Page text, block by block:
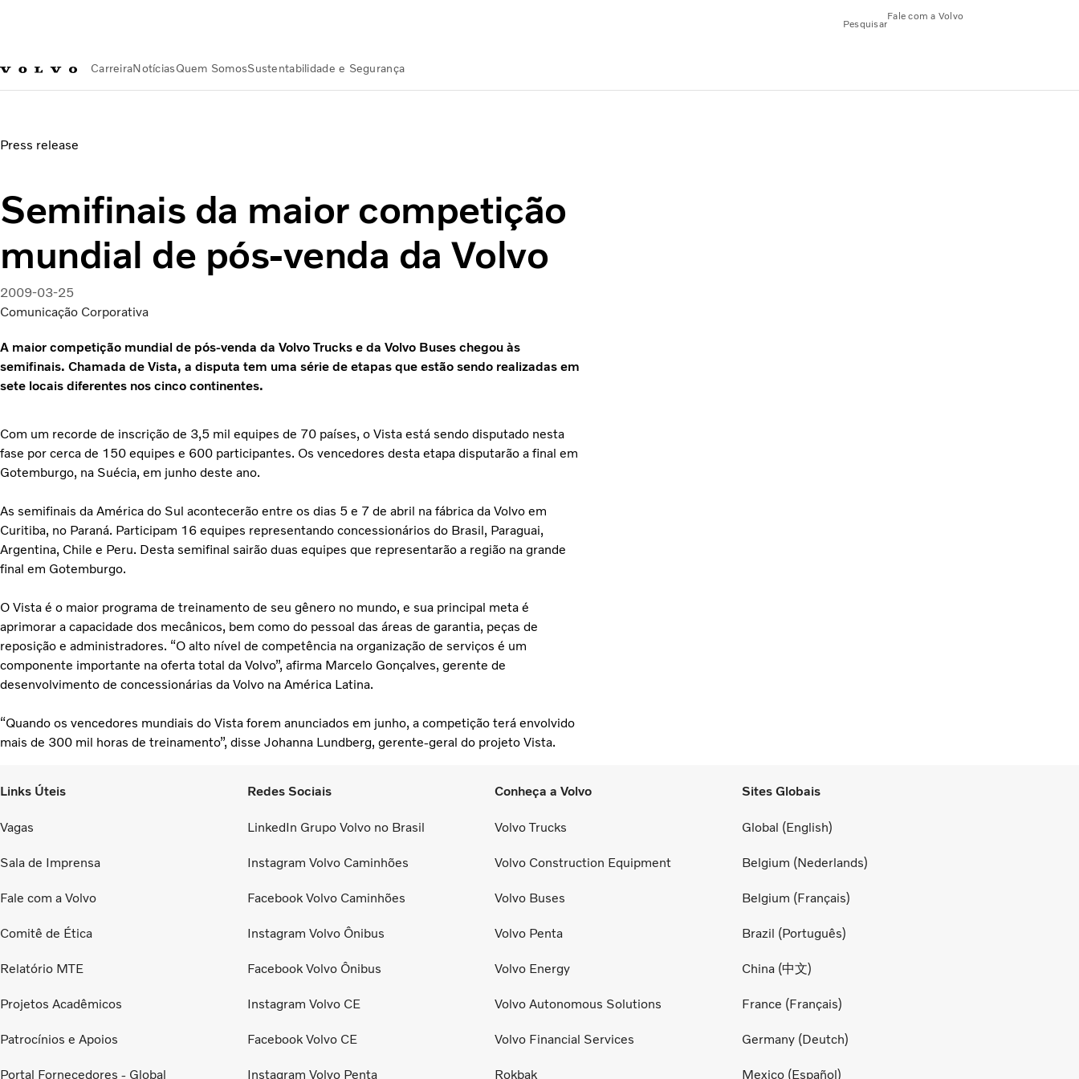
Pesquisar
Fale com a Volvo
CarreiraNotíciasQuem SomosSustentabilidade e Segurança
Press release
Semifinais da maior competição
mundial de pós-venda da Volvo
2009-03-25
Comunicação Corporativa
A maior competição mundial de pós-venda da Volvo Trucks e da Volvo Buses chegou às
semifinais. Chamada de Vista, a disputa tem uma série de etapas que estão sendo realizadas em
sete locais diferentes nos cinco continentes.
Com um recorde de inscrição de 3,5 mil equipes de 70 países, o Vista está sendo disputado nesta
fase por cerca de 150 equipes e 600 participantes. Os vencedores desta etapa disputarão a final em
Gotemburgo, na Suécia, em junho deste ano.
As semifinais da América do Sul acontecerão entre os dias 5 e 7 de abril na fábrica da Volvo em
Curitiba, no Paraná. Participam 16 equipes representando concessionários do Brasil, Paraguai,
Argentina, Chile e Peru. Desta semifinal sairão duas equipes que representarão a região na grande
final em Gotemburgo.
O Vista é o maior programa de treinamento de seu gênero no mundo, e sua principal meta é
aprimorar a capacidade dos mecânicos, bem como do pessoal das áreas de garantia, peças de
reposição e administradores. “O alto nível de competência na organização de serviços é um
componente importante na oferta total da Volvo”, afirma Marcelo Gonçalves, gerente de
desenvolvimento de concessionárias da Volvo na América Latina.
“Quando os vencedores mundiais do Vista forem anunciados em junho, a competição terá envolvido
mais de 300 mil horas de treinamento”, disse Johanna Lundberg, gerente-geral do projeto Vista.
Links Úteis
Vagas
Sala de Imprensa
Fale com a Volvo
Comitê de Ética
Relatório MTE
Projetos Acadêmicos
Patrocínios e Apoios
Portal Fornecedores - Global
Redes Sociais
LinkedIn Grupo Volvo no Brasil
Instagram Volvo Caminhões
Facebook Volvo Caminhões
Instagram Volvo Ônibus
Facebook Volvo Ônibus
Instagram Volvo CE
Facebook Volvo CE
Instagram Volvo Penta
Conheça a Volvo
Volvo Trucks
Volvo Construction Equipment
Volvo Buses
Volvo Penta
Volvo Energy
Volvo Autonomous Solutions
Volvo Financial Services
Rokbak
Sites Globais
Global (English)
Belgium (Nederlands)
Belgium (Français)
Brazil (Português)
China (中文)
France (Français)
Germany (Deutch)
Mexico (Español)